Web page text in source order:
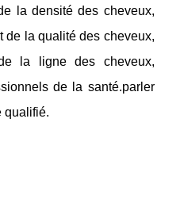
la densité des cheveux,
de la qualité des cheveux,
la ligne des cheveux,
de la santé.parler
qualifié.